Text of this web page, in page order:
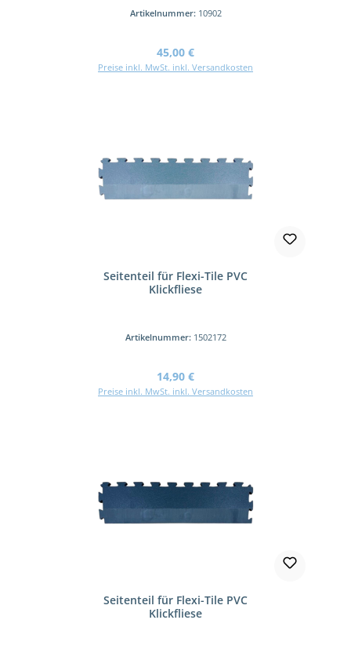
Artikelnummer: 10902
Regulärer Preis:
45,00 €
Preise inkl. MwSt. inkl. Versandkosten
Seitenteil für Flexi-Tile PVC
Klickfliese
Artikelnummer: 1502172
Regulärer Preis:
14,90 €
Preise inkl. MwSt. inkl. Versandkosten
Seitenteil für Flexi-Tile PVC
Klickfliese